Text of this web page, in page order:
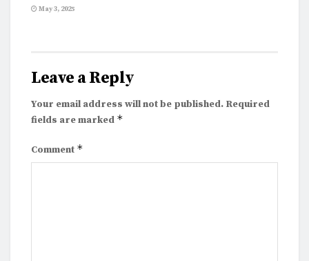
May 3, 2025
Leave a Reply
Your email address will not be published. Required
fields are marked *
Comment *